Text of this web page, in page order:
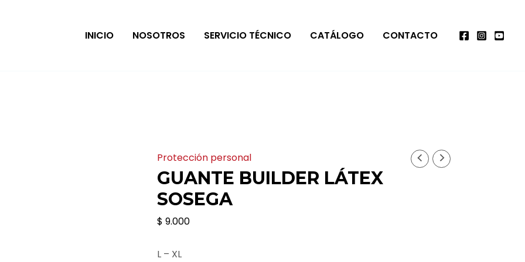
INICIO NOSOTROS SERVICIO TÉCNICO CATÁLOGO CONTACTO
Protección personal
GUANTE BUILDER LÁTEX
SOSEGA
$ 9.000
L – XL
Guante
Builder
Látex
Sosega
cantidad